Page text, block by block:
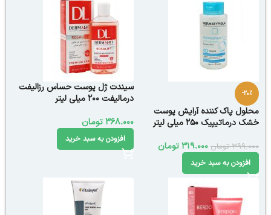
-20%
محلول پاک کننده آرایش پوست
خشک درماتیپیک 250 میلی لیتر
399.000 تومان 319.000تومان
افزودن به سبد خرید
سیندت ژل پوست حساس رزالیفت
درمالیفت ۲۰۰ میلی لیتر
368.000تومان
افزودن به سبد خرید